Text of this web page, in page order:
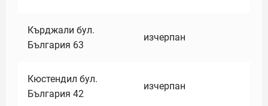
Кърджали бул.
България 63
изчерпан
Кюстендил бул.
България 42
изчерпан